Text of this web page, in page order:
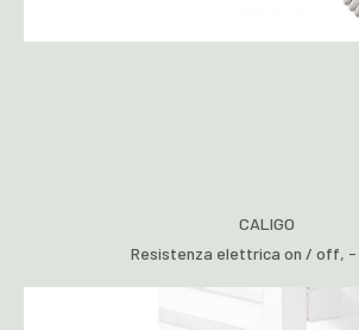
CALIGO
Resistenza elettrica on / off, -